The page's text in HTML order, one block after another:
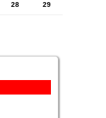
28 29